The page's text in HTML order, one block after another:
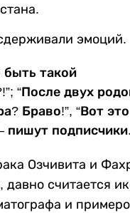
эмоций.
быть такой
“После двух
Браво!”, “Вот это
пишут подписчики.
Озчивита и
давно считается
и